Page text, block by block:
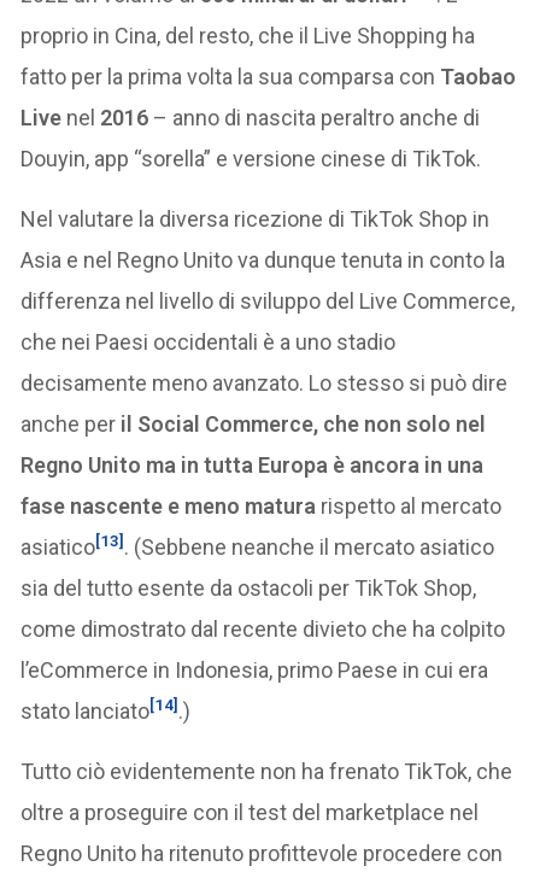
proprio in Cina, del resto, che il Live Shopping ha
fatto per la prima volta la sua comparsa con Taobao
Live nel 2016 – anno di nascita peraltro anche di
Douyin, app “sorella” e versione cinese di TikTok.
Nel valutare la diversa ricezione di TikTok Shop in
Asia e nel Regno Unito va dunque tenuta in conto la
differenza nel livello di sviluppo del Live Commerce,
che nei Paesi occidentali è a uno stadio
decisamente meno avanzato. Lo stesso si può dire
anche per il Social Commerce, che non solo nel
Regno Unito ma in tutta Europa è ancora in una
fase nascente e meno matura rispetto al mercato
asiatico[13] . (Sebbene neanche il mercato asiatico
sia del tutto esente da ostacoli per TikTok Shop,
come dimostrato dal recente divieto che ha colpito
l’eCommerce in Indonesia, primo Paese in cui era
stato lanciato[14] .)
Tutto ciò evidentemente non ha frenato TikTok, che
oltre a proseguire con il test del marketplace nel
Regno Unito ha ritenuto profittevole procedere con